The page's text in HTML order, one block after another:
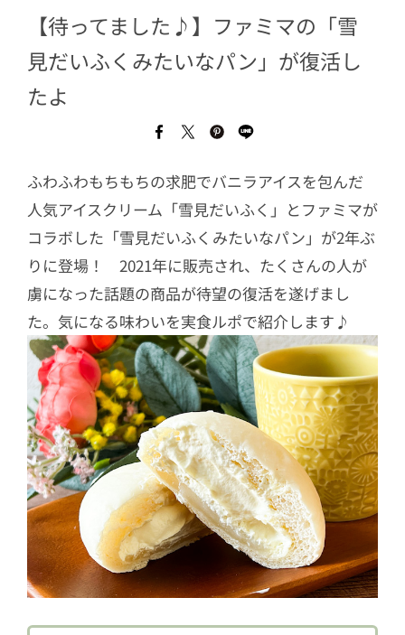
【待ってました♪】ファミマの「雪
見だいふくみたいなパン」が復活し
たよ
ふわふわもちもちの求肥でバニラアイスを包んだ
人気アイスクリーム「雪見だいふく」とファミマが
コラボした「雪見だいふくみたいなパン」が2年ぶ
りに登場！ 2021年に販売され、たくさんの人が
虜になった話題の商品が待望の復活を遂げまし
た。気になる味わいを実食ルポで紹介します♪